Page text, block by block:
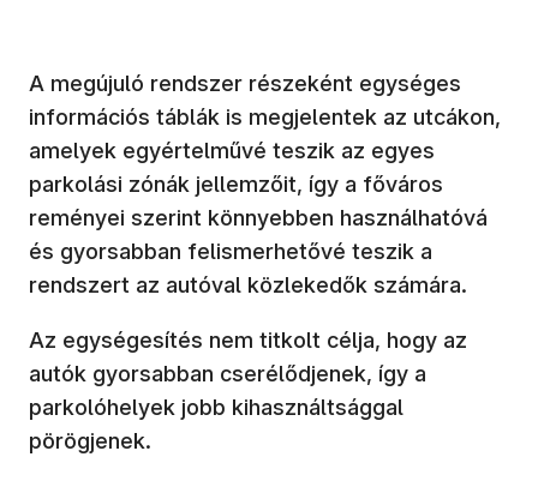
A megújuló rendszer részeként egységes
információs táblák is megjelentek az utcákon,
amelyek egyértelművé teszik az egyes
parkolási zónák jellemzőit, így a főváros
reményei szerint könnyebben használhatóvá
és gyorsabban felismerhetővé teszik a
rendszert az autóval közlekedők számára.
Az egységesítés nem titkolt célja, hogy az
autók gyorsabban cserélődjenek, így a
parkolóhelyek jobb kihasználtsággal
pörögjenek.